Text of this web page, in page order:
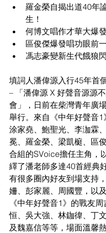
羅金榮自揭出道40年
生！
何博文唱作才華大爆發
區俊傑爆發唱功眼前
馮志豪變新生代餓狼
填詞人潘偉源入行45年首
– 「潘偉源 X 好聲音源源
會」，日前在柴灣青年廣
舉行。來自《中年好聲音
涂家堯、鮑聖光、李泇霖
冕、羅金榮、梁凱榳、區
合組的SVoice擔任主角，
繹了潘老師多達40首經典
有很多圈內好友到場支持
姍、彭家麗、周國豐，以
《中年好聲音1》的戰友
恒、吳大強、林鉫徫、丁
及魏嘉信等等，場面溫馨熱